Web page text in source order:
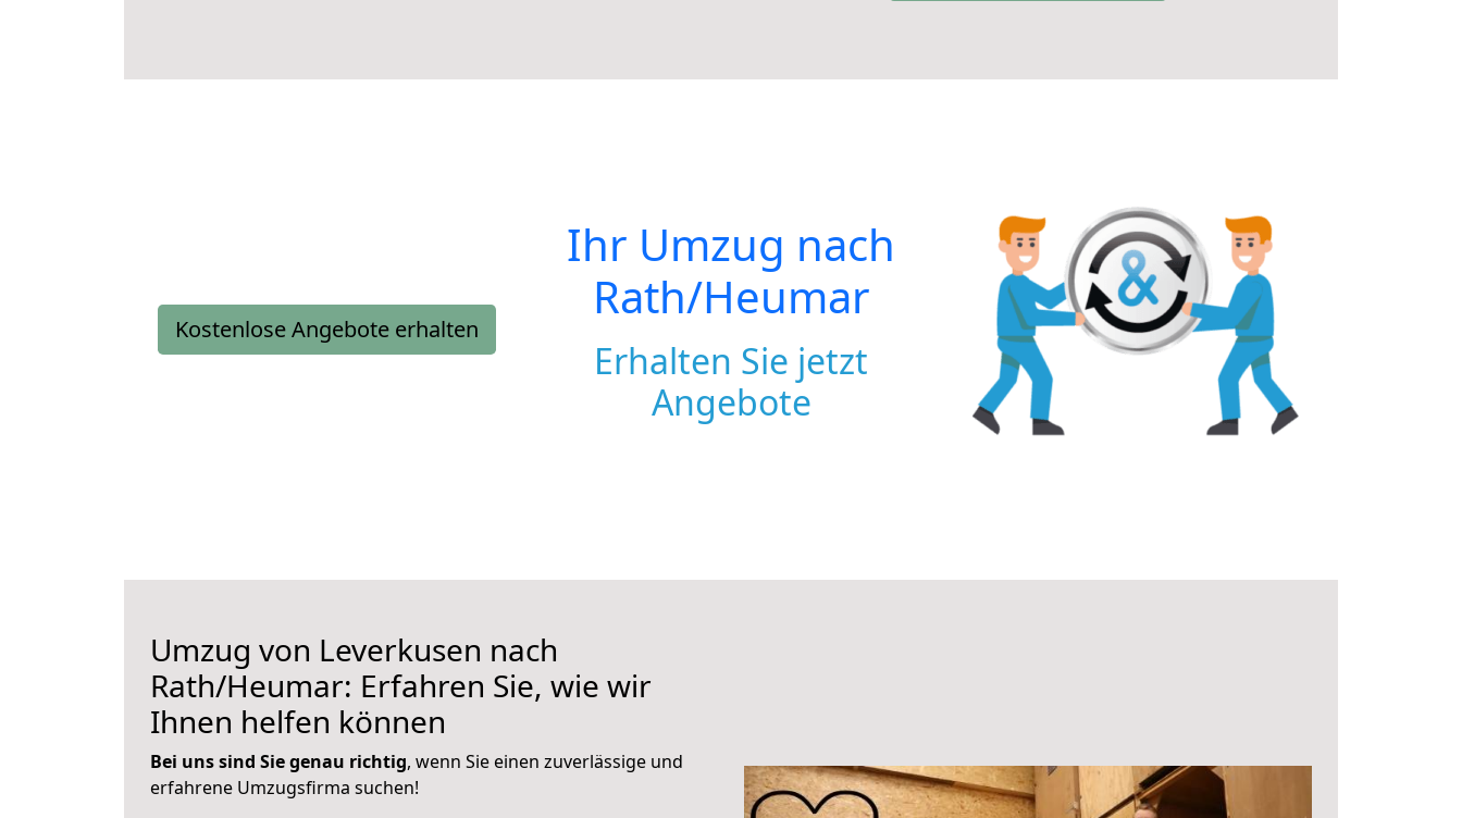
Kostenlose Angebote erhalten
Ihr Umzug nach
Rath/Heumar
Erhalten Sie jetzt
Angebote
Umzug von Leverkusen nach
Rath/Heumar: Erfahren Sie, wie wir
Ihnen helfen können
Bei uns sind Sie genau richtig, wenn Sie einen zuverlässige und
erfahrene Umzugsfirma suchen!